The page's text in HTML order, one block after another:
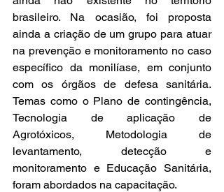
brasileiro. Na ocasião, foi proposta
ainda a criação de um grupo para atuar
na prevenção e monitoramento no caso
específico da monilíase, em conjunto
com os órgãos de defesa sanitária.
Temas como o Plano de contingência,
Tecnologia de aplicação de
Agrotóxicos, Metodologia de
levantamento, detecção e
monitoramento e Educação Sanitária,
foram abordados na capacitação.